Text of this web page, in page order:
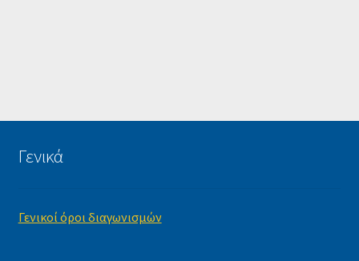
Γενικά
Γενικοί όροι διαγωνισμών